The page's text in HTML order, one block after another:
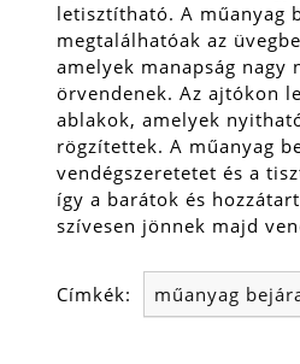
letisztítható. A műanyag
megtalálhatóak az
amelyek manapság nagy
örvendenek. Az ajtókon
ablakok, amelyek
rögzítettek. A műanyag
vendégszeretetet és a
így a barátok és
szívesen jönnek majd
Címkék: műanyag